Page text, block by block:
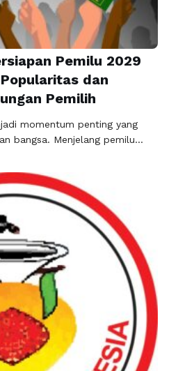
Pemilu 2029
dan
Pemilih
momentum penting yang
bangsa. Menjelang pemilu
calon legislatif, tokoh
mulai menyusun strategi
Dalam situasi seperti ini,
faktor utama yang dapat
kandidat. …
Baca